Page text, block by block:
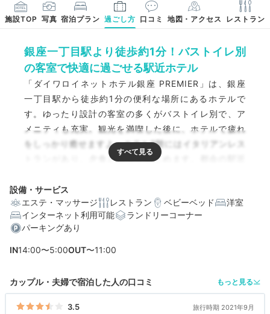
施設TOP 写真 宿泊プラン 過ごし方 口コミ 地図・アクセス レストラン
銀座一丁目駅より徒歩約1分！バストイレ別
の客室で快適に過ごせる駅近ホテル
「ダイワロイネットホテル銀座 PREMIER」は、銀座
一丁目駅から徒歩約1分の便利な場所にあるホテルで
す。ゆったり設計の客室の多くがバストイレ別で、ア
メニティも充実。観光を満喫した後に、ホテルで疲れ
をしっかり癒せますよ。ホテル2階にはイタリアンレス
トランがあり、夕食と朝食を楽しめます。都会の駅近
ましょう。
編集部おすすめの３つのポイント
駅近の便利な立地！歌舞伎座や築地場外市場などの観光
にも◎
18平米以上＆バストイレ別の客室で、のびのびと過ごせ
設備・サービス
エステ・マッサージ
レストラン ベビーベッド
洋室
インターネット利用可能
ランドリーコーナー
パーキングあり
IN14:00〜5:00OUT〜11:00
カップル・夫婦で宿泊した人の口コミ もっと見る
3.5 旅行時期 2021年9月